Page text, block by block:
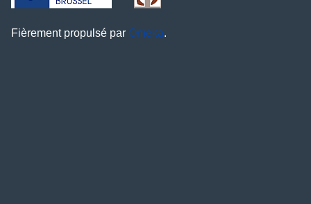
Fièrement propulsé par Omeka.